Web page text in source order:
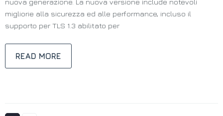
nuova generazione. La nuova versione include notevoli
migliorie alla sicurezza ed alle performance, incluso il
supporto per TLS 1.3 abilitato per
READ MORE